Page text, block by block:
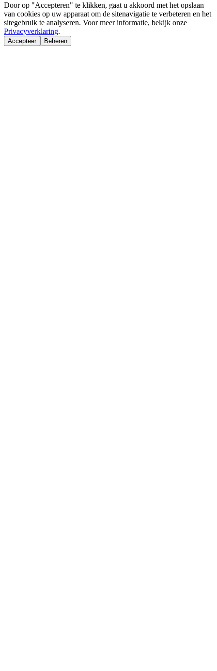
Door op "Accepteren" te klikken, gaat u akkoord met het opslaan
van cookies op uw apparaat om de sitenavigatie te verbeteren en het
sitegebruik te analyseren. Voor meer informatie, bekijk onze
Privacyverklaring.
Accepteer Beheren